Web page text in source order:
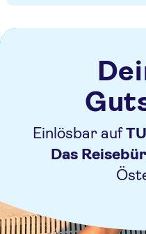
Einlösbar auf
Das